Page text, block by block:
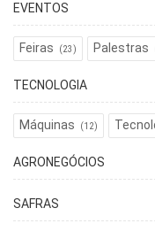
EVENTOS
Feiras (23) Palestras
TECNOLOGIA
Máquinas (12)
AGRONEGÓCIOS
SAFRAS